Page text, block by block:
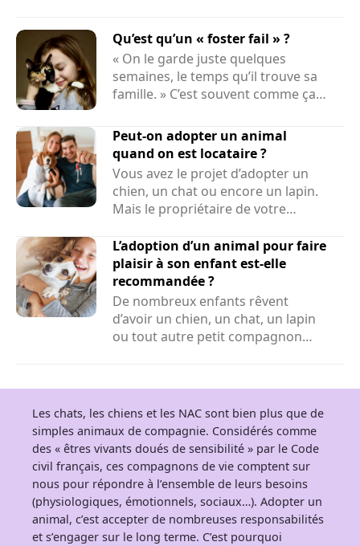
Qu’est qu’un « foster fail » ?
« On le garde juste quelques
semaines, le temps qu’il trouve sa
famille. » C’est souvent comme ça
Peut-on adopter un animal
quand on est locataire ?
Vous avez le projet d’adopter un
chien, un chat ou encore un lapin.
Mais le propriétaire de votre
L’adoption d’un animal pour faire
plaisir à son enfant est-elle
recommandée ?
De nombreux enfants rêvent
d’avoir un chien, un chat, un lapin
ou tout autre petit compagnon
Les chats, les chiens et les NAC sont bien plus que de
simples animaux de compagnie. Considérés comme
des « êtres vivants doués de sensibilité » par le Code
civil français, ces compagnons de vie comptent sur
nous pour répondre à l’ensemble de leurs besoins
(physiologiques, émotionnels, sociaux…). Adopter un
animal, c’est accepter de nombreuses responsabilités
et s’engager sur le long terme. C’est pourquoi